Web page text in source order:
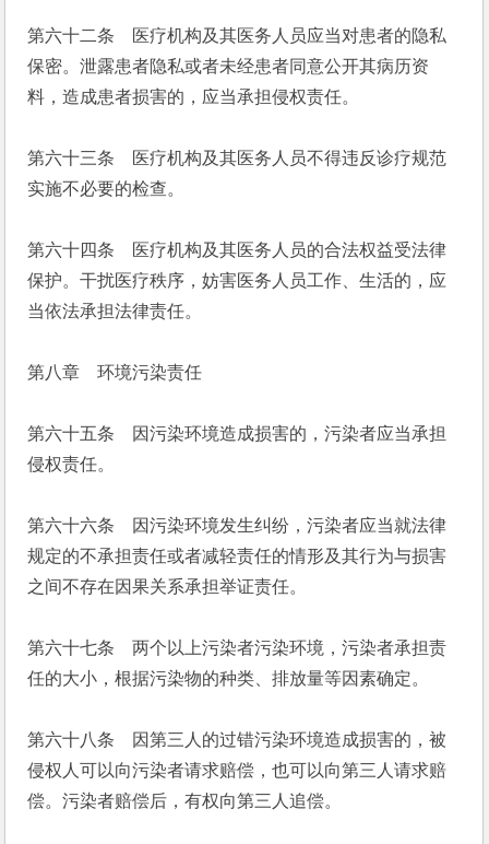
第六十二条　医疗机构及其医务人员应当对患者的隐私
保密。泄露患者隐私或者未经患者同意公开其病历资
料，造成患者损害的，应当承担侵权责任。
第六十三条　医疗机构及其医务人员不得违反诊疗规范
实施不必要的检查。
第六十四条　医疗机构及其医务人员的合法权益受法律
保护。干扰医疗秩序，妨害医务人员工作、生活的，应
当依法承担法律责任。
第八章　环境污染责任
第六十五条　因污染环境造成损害的，污染者应当承担
侵权责任。
第六十六条　因污染环境发生纠纷，污染者应当就法律
规定的不承担责任或者减轻责任的情形及其行为与损害
之间不存在因果关系承担举证责任。
第六十七条　两个以上污染者污染环境，污染者承担责
任的大小，根据污染物的种类、排放量等因素确定。
第六十八条　因第三人的过错污染环境造成损害的，被
侵权人可以向污染者请求赔偿，也可以向第三人请求赔
偿。污染者赔偿后，有权向第三人追偿。